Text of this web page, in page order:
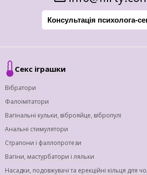
Консультація психолога-
Секс іграшки
Вібратори
Фалоімітатори
Вагінальні кульки, віброяйце, вібропулі
Анальні стимулятори
Страпони і фаллопротези
Вагіни, мастурбатори і ляльки
Насадки, подовжувачі та ерекційні кільця для